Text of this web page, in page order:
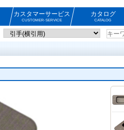
カスタマーサービス
CUSTOMER-SERVICE
カタログ
CATALOG